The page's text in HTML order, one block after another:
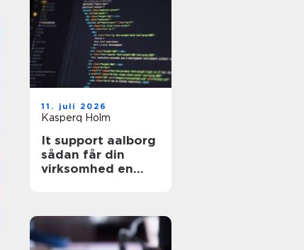
11. juli 2026
Kasperq Holm
It support aalborg
sådan får din
virksomhed en